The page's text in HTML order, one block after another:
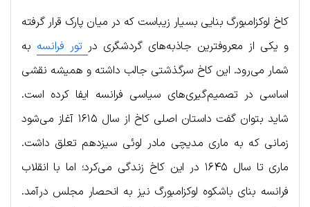
کاخ لوکزامبورگ بنایی بسیار زیباست که در میان پارک قرار گرفته
و یکی از معروفترین جاذبه‌های گردشگری در تور فرانسه به
شمار می‌رود. این کاخ سرگذشتی جالب داشته و همیشه نقشی
اساسی در تصمیم‌گیری‌های سیاسی فرانسه ایفا کرده است.
شاید بتوان گفت داستان اصلی کاخ از سال ۱۶۱۵ آغاز می‌شود
زمانی که به ماری مدیچی مادر لوئی سیزدهم تعلق داشت.
ماری تا سال ۱۶۴۵ در این کاخ زندگی می‌کرد؛ اما با انقلاب
فرانسه بنای باشکوه لوکزامبورگ نیز به انحصار مجلس درآمد.